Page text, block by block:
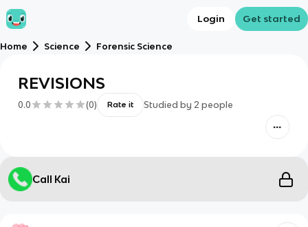
Login Get started
Home Science Forensic Science
REVISIONS
0.0 (0) Rate it Studied by 2 people
Call Kai